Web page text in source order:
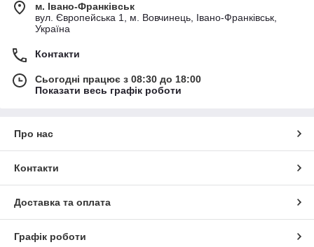
м. Івано-Франківськ
вул. Європейська 1, м. Вовчинець, Івано-Франківськ,
Україна
Контакти
Сьогодні працює з 08:30 до 18:00
Показати весь графік роботи
Про нас
Контакти
Доставка та оплата
Графік роботи